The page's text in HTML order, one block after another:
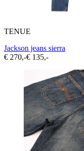
TENUE
Jackson jeans sierra
€ 270,-€ 135,-